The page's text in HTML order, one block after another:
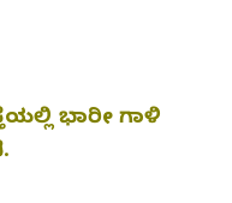
ಭಾರೀ ಗಾಳಿ